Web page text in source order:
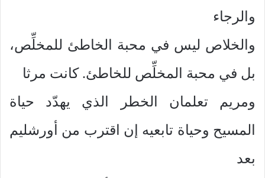
والرجاء
والخلاص ليس في محبة الخاطئ للمخلِّص،
بل في محبة المخلِّص للخاطئ. كانت مرثا
ومريم تعلمان الخطر الذي يهدّد حياة
المسيح وحياة تابعيه إن اقترب من أورشليم
بعد